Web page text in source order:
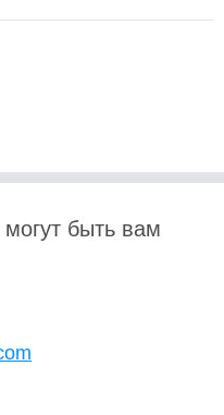
быть вам